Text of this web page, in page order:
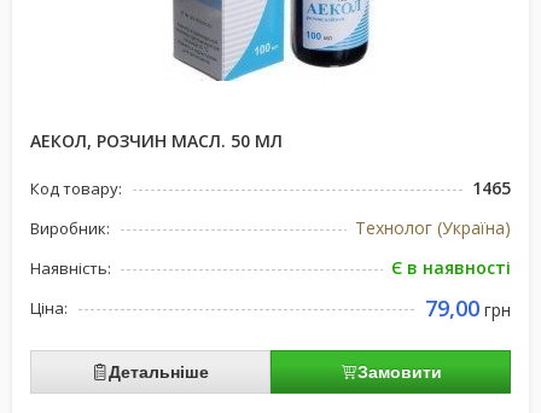
АЕКОЛ, РОЗЧИН МАСЛ. 50 МЛ
Код товару: 1465
Виробник: Технолог (Україна)
Наявність: Є в наявності
Ціна: 79,00 грн
Детальніше Замовити